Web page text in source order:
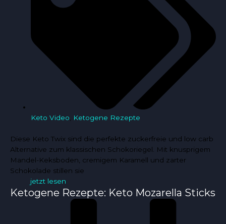
Keto Video, Ketogene Rezepte
Diese Keto Twix sind die perfekte zuckerfreie und low carb
Alternative zum klassischen Schokoriegel. Mit knusprigem
Mandel-Keksboden, cremigem Karamell und zarter
Schokolade stillen sie
jetzt lesen
Ketogene Rezepte: Keto Mozarella Sticks